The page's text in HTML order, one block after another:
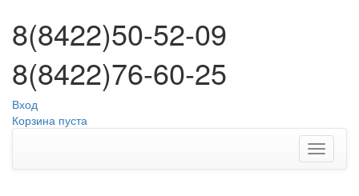
8(8422)50-52-09
8(8422)76-60-25
Вход
Корзина пуста